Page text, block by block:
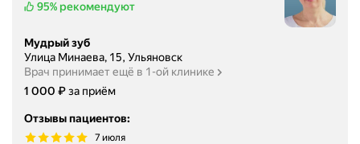
95% рекомендуют
Мудрый зуб
Улица Минаева, 15, Ульяновск
Врач принимает ещё в 1-ой клинике
Цена
1000
1 000 ₽за приём
Отзывы пациентов:
7 июля